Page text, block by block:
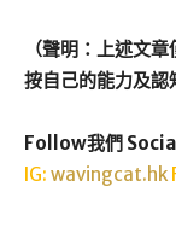
（聲明：上述文
按自己的能力及認
Follow我們
IG: wavingcat.hk